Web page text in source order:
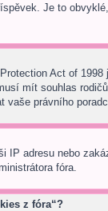
Je to
Act of
mít souhlas
vaše právního
IP adresu nebo
fóra.
z fóra“?